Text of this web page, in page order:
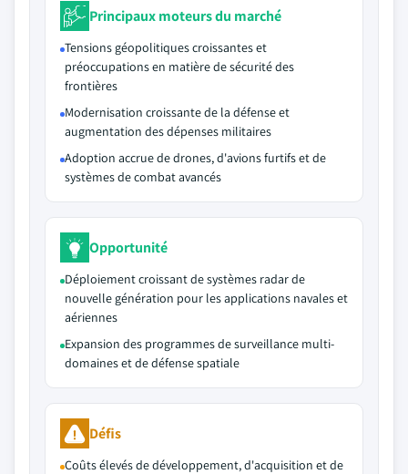
Principaux moteurs du marché
Tensions géopolitiques croissantes et
préoccupations en matière de sécurité des
frontières
Modernisation croissante de la défense et
augmentation des dépenses militaires
Adoption accrue de drones, d'avions furtifs et de
systèmes de combat avancés
Opportunité
Déploiement croissant de systèmes radar de
nouvelle génération pour les applications navales et
aériennes
Expansion des programmes de surveillance multi-
domaines et de défense spatiale
Défis
Coûts élevés de développement, d'acquisition et de